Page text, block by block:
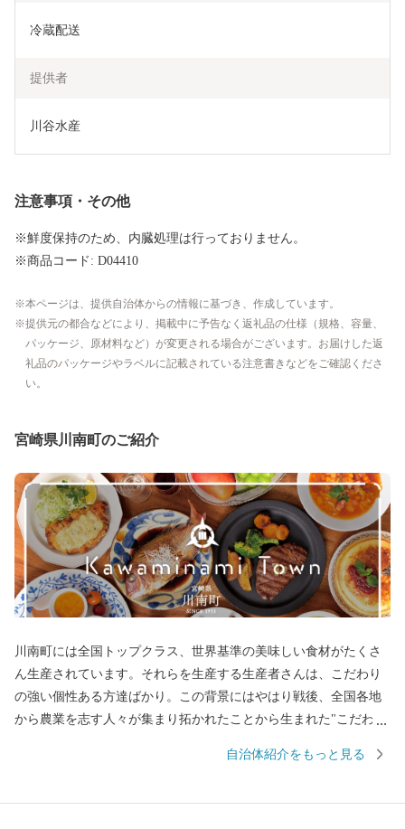
冷蔵配送
提供者
川谷水産
注意事項・その他
※鮮度保持のため、内臓処理は行っておりません。
※商品コード: D04410
本ページは、提供自治体からの情報に基づき、作成しています。
提供元の都合などにより、掲載中に予告なく返礼品の仕様（規格、容量、
パッケージ、原材料など）が変更される場合がございます。お届けした返
礼品のパッケージやラベルに記載されている注意書きなどをご確認くださ
い。
宮崎県川南町のご紹介
川南町には全国トップクラス、世界基準の美味しい食材がたくさ
ん生産されています。それらを生産する生産者さんは、こだわり
の強い個性ある方達ばかり。この背景にはやはり戦後、全国各地
から農業を志す人々が集まり拓かれたことから生まれた"こだわり
南の魅力で、この魅力を「この町の気質から生まれる品質＝"川南
自治体紹介をもっと見る